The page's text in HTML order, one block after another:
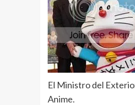
El Ministro del
Anime.